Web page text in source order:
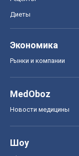
Диеты
Экономика
Рынки и компании
MedOboz
Новости медицины
Шоу